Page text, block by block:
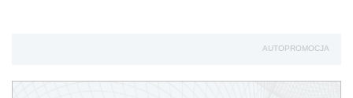
AUTOPROMOCJA